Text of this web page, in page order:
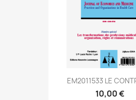
EM2011533 LE
10,00 €